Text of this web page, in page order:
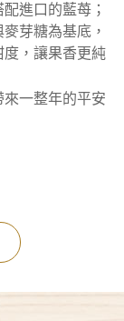
進口的藍苺；
芽糖為基底，
，讓果香更純
一整年的平安